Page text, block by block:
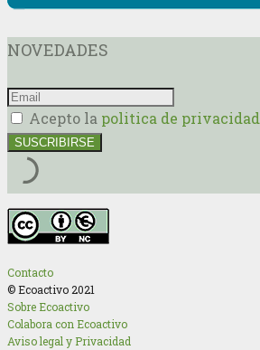
NOVEDADES
Acepto la politica de privacidad
Contacto
© Ecoactivo 2021
Sobre Ecoactivo
Colabora con Ecoactivo
Aviso legal y Privacidad